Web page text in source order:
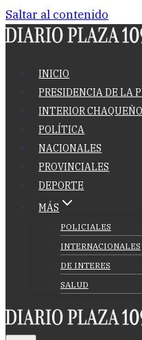
Saltar al contenido
INICIO
PRESIDENCIA DE LA
INTERIOR CHAQUEÑO
POLÍTICA
NACIONALES
PROVINCIALES
DEPORTE
MÁS
POLICIALES
INTERNACIONALES
DE INTERES
SALUD